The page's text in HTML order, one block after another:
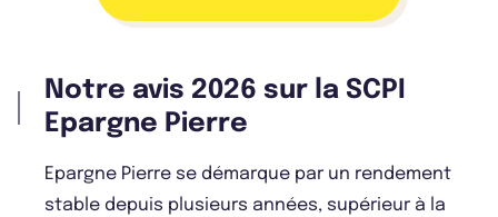
Notre avis 2026 sur la SCPI
Epargne Pierre
Epargne Pierre se démarque par un rendement
stable depuis plusieurs années, supérieur à la